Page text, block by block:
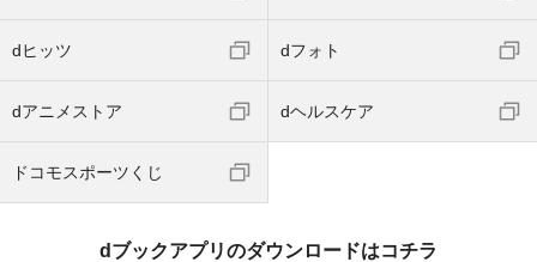
dヒッツ dフォト
dアニメストア dヘルスケア
ドコモスポーツくじ
dブックアプリのダウンロードはコチラ